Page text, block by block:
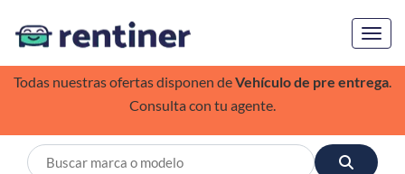
Todas nuestras ofertas disponen deVehículo de pre entrega.
Consulta con tu agente.